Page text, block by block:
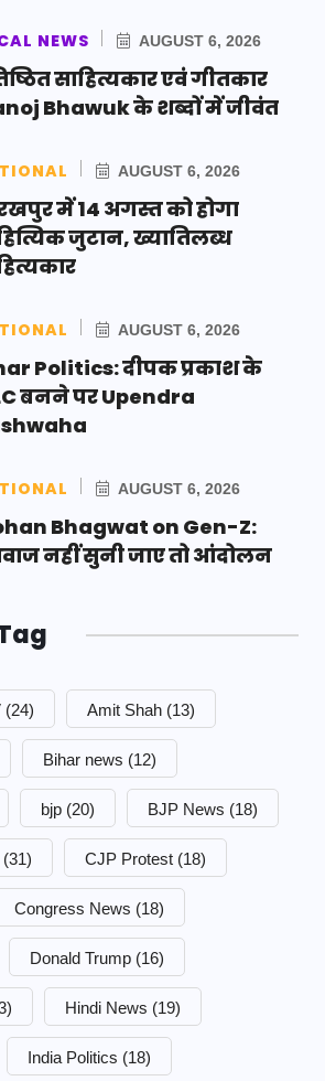
NEWS AUGUST 6, 2026
साहित्यकार एवं गीतकार
Bhawuk के शब्दों में जीवंत
AUGUST 6, 2026
में 14 अगस्त को होगा
जुटान, ख्यातिलब्ध
AUGUST 6, 2026
Politics: दीपक प्रकाश के
बनने पर Upendra
AUGUST 6, 2026
Bhagwat on Gen-Z:
नहीं सुनी जाए तो आंदोलन
(24) Amit Shah (13)
Bihar news (12)
bjp (20) BJP News (18)
(31) CJP Protest (18)
Congress News (18)
Donald Trump (16)
Hindi News (19)
India Politics (18)